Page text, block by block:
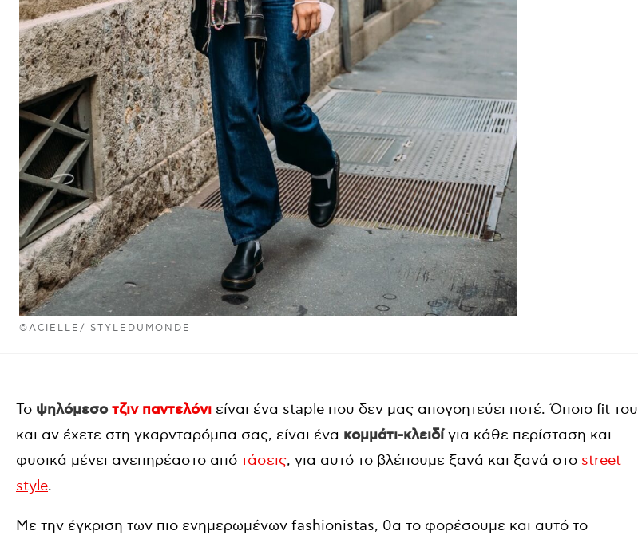
©ACIELLE/ STYLEDUMONDE
Το ψηλόμεσοτζιν παντελόνι είναι ένα staple που δεν μας απογοητεύει ποτέ. Όποιο fit του
και αν έχετε στη γκαρνταρόμπα σας, είναι ένα κομμάτι-κλειδίγια κάθε περίσταση και
φυσικά μένει ανεπηρέαστο από τάσεις, για αυτό το βλέπουμε ξανά και ξανά στο street
style.
Mε την έγκριση των πιο ενημερωμένων fashionistas, θα το φορέσουμε και αυτό το